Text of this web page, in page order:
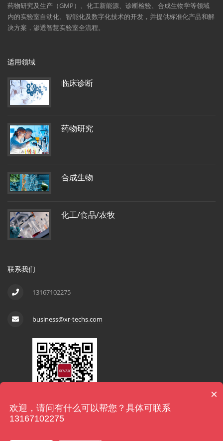
药物研究及生产（GMP）、化工新能源、诊断检验、合成生物学等领域
内的实验室自动化、智能化及数字化技术的开发，并提供标准化产品和解
决方案，渗透智慧实验室全流程。
适用领域
临床诊断
药物研究
合成生物
化工/食品/农牧
联系我们
13167102275
business@xr-techs.com
×
欢迎，请问有什么可以帮您？具体可联系
13167102275